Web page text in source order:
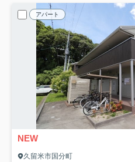
アパート
NEW
久留米市国分町